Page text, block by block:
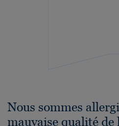
Nous sommes
mauvaise qualité de